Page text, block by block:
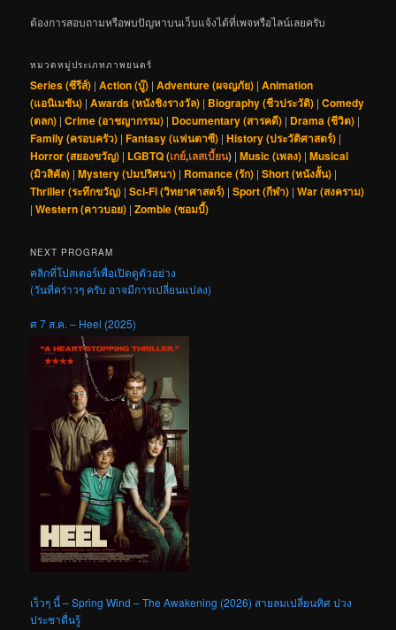
ต้องการสอบถามหรือพบปัญหาบนเว็บแจ้งได้ที่เพจหรือไลน์เลยครับ
หมวดหมู่ประเภทภาพยนตร์
Series (ซีรีส์) |Action (บู๊) |Adventure (ผจญภัย) |Animation
(แอนิเมชัน) |Awards (หนังชิงรางวัล) | Biography (ชีวประวัติ) |Comedy
(ตลก) |Crime (อาชญากรรม) | Documentary (สารคดี) | Drama (ชีวิต) |
Family (ครอบครัว) |Fantasy (แฟนตาซี) |History (ประวัติศาสตร์) |
Horror (สยองขวัญ) | LGBTQ (เกย์,เลสเบี้ยน) |Music (เพลง) |Musical
(มิวสิคัล) |Mystery (ปมปริศนา) | Romance (รัก) |Short (หนังสั้น) |
Thriller (ระทึกขวัญ) |Sci-Fi (วิทยาศาสตร์) |Sport (กีฬา) |War (สงคราม)
|Western (คาวบอย) |Zombie (ซอมบี้)
NEXT PROGRAM
คลิกที่โปสเตอร์เพื่อเปิดดูตัวอย่าง
(วันที่คร่าวๆ ครับ อาจมีการเปลี่ยนแปลง)
ศ 7 ส.ค. – Heel (2025)
เร็วๆ นี้ – Spring Wind – The Awakening (2026) สายลมเปลี่ยนทิศ ปวง
ประชาตื่นรู้